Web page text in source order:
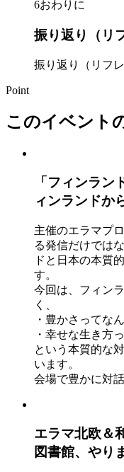
6おわりに
振り返り（リ
振り返り（リフ
Point
このイベント
「フィンラ
ィンランドか
主催のエラマプ
る発信だけでは
ドと日本の本質
す。
今回は、フィン
く、
・豊かさってな
・幸せな生き方
という本質的な
います。
会場で豊かに対
エラマ北欧＆
図書館、やり